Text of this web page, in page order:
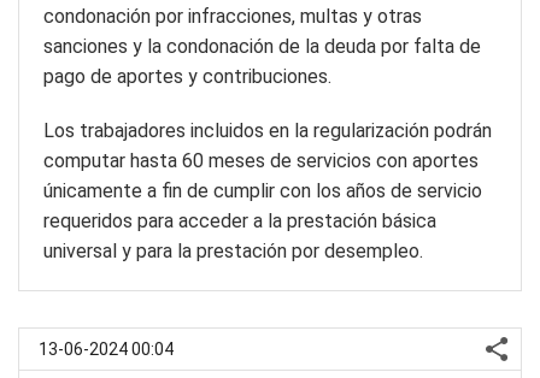
condonación por infracciones, multas y otras
sanciones y la condonación de la deuda por falta de
pago de aportes y contribuciones.
Los trabajadores incluidos en la regularización podrán
computar hasta 60 meses de servicios con aportes
únicamente a fin de cumplir con los años de servicio
requeridos para acceder a la prestación básica
universal y para la prestación por desempleo.
13-06-2024 00:04